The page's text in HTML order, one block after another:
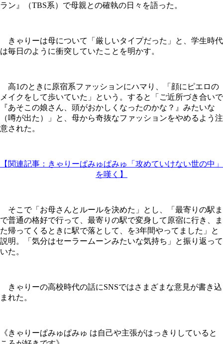
ラン』（TBS系）で母親との確執の日々を語った。
きゃりーは母について「厳しいタイプだった」と、学生時代
は毎日のように衝突していたことを明かす。
高1のときに原宿系ファッションにハマり、「顔にピエロの
メイクをして歩いていた」という。すると「ご近所づき合いで
『あそこの娘さん、頭がおかしくなったのかな？』みたいな
（噂が出た）」と、母から奇抜なファッションをやめるよう注
意された。
【関連記事：きゃりーぱみゅぱみゅ「攻めていけない世の中」
を嘆く】
そこで「お母さんとルールを決めた」とし、「最寄りの駅ま
で普通の格好で行って、最寄りの駅で変身して原宿に行き、ま
た帰ってくるときに駅で落として、を3年間やってました」と
説明。「気分はセーラームーンみたいな気持ち」と振り返って
いた。
きゃりーの高校時代の話にSNSではさまざまな意見が書き込
まれた。
《きゃりーぱみゅぱみゅ は自己や主張がはっきりしていると